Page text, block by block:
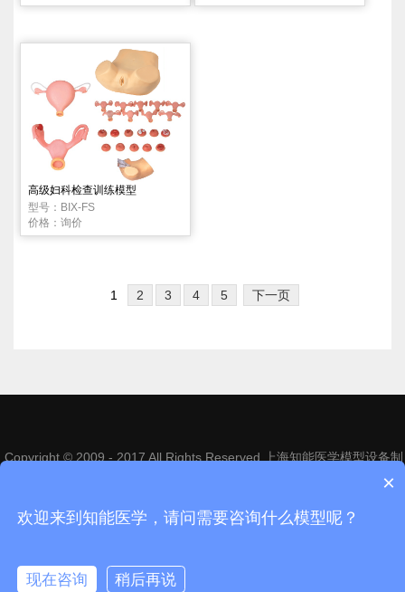
高级妇科检查训练模型
型号：BIX-FS
价格：询价
1 2 3 4 5 下一页
Copyright © 2009 - 2017 All Rights Reserved 上海知能医学模型设备制
×
欢迎来到知能医学，请问需要咨询什么模型呢？
现在咨询
稍后再说